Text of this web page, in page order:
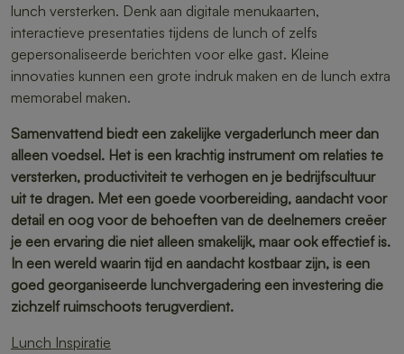
lunch versterken. Denk aan digitale menukaarten,
interactieve presentaties tijdens de lunch of zelfs
gepersonaliseerde berichten voor elke gast. Kleine
innovaties kunnen een grote indruk maken en de lunch extra
memorabel maken.
Samenvattend biedt een zakelijke vergaderlunch meer dan
alleen voedsel. Het is een krachtig instrument om relaties te
versterken, productiviteit te verhogen en je bedrijfscultuur
uit te dragen. Met een goede voorbereiding, aandacht voor
detail en oog voor de behoeften van de deelnemers creëer
je een ervaring die niet alleen smakelijk, maar ook effectief is.
In een wereld waarin tijd en aandacht kostbaar zijn, is een
goed georganiseerde lunchvergadering een investering die
zichzelf ruimschoots terugverdient.
Lunch Inspiratie